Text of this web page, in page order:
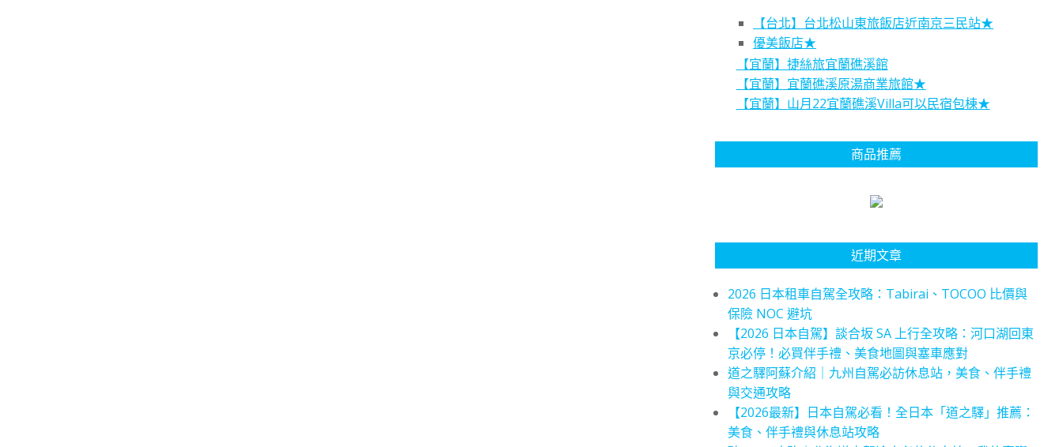
【台北】台北松山東旅飯店近南京三民站★
優美飯店★
【宜蘭】捷絲旅宜蘭礁溪館
【宜蘭】宜蘭礁溪原湯商業旅館★
【宜蘭】山月22宜蘭礁溪Villa可以民宿包棟★
商品推薦
近期文章
2026 日本租車自駕全攻略：Tabirai、TOCOO 比價與
保險 NOC 避坑
【2026 日本自駕】談合坂 SA 上行全攻略：河口湖回東
京必停！必買伴手禮、美食地圖與塞車應對
道之驛阿蘇介紹｜九州自駕必訪休息站，美食、伴手禮
與交通攻略
【2026最新】日本自駕必看！全日本「道之驛」推薦：
美食、伴手禮與休息站攻略